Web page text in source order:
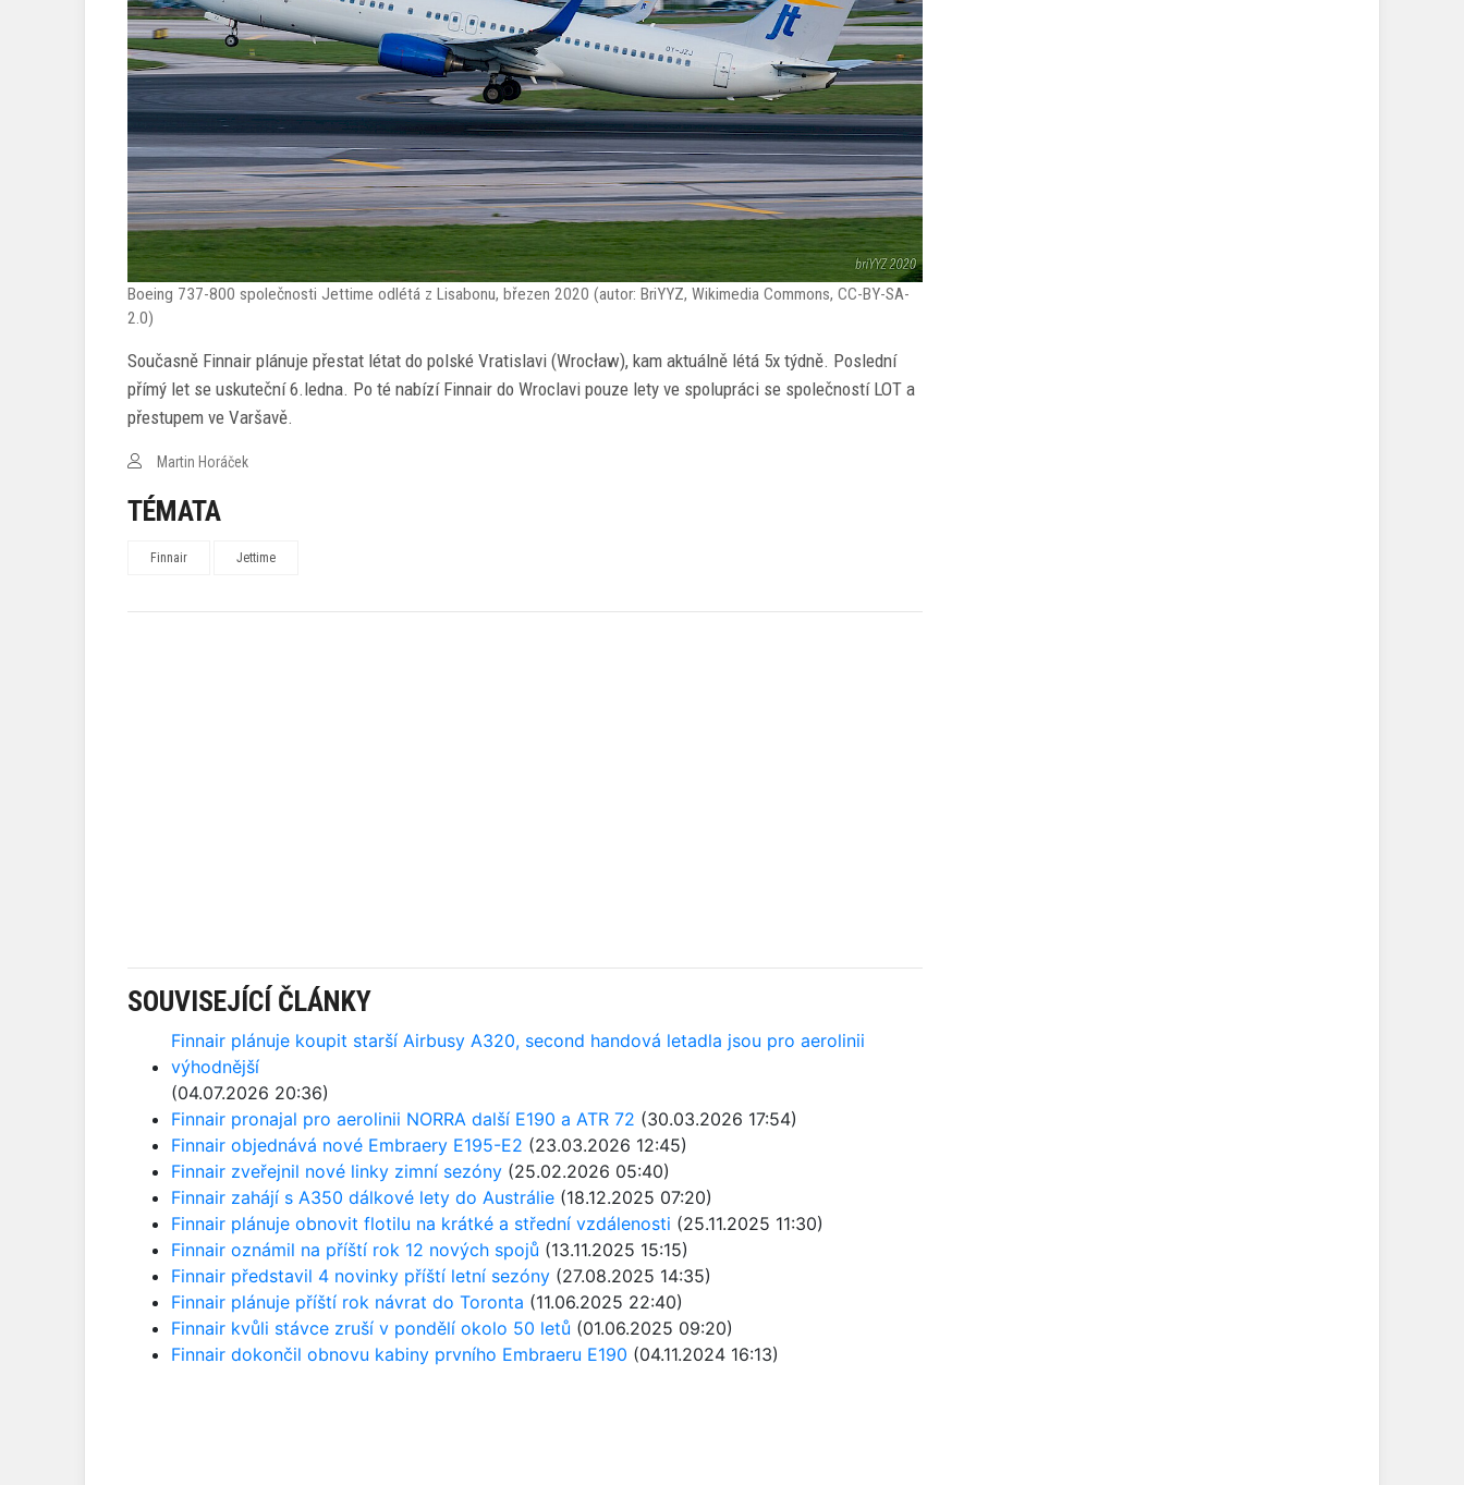
Boeing 737-800 společnosti Jettime odlétá z Lisabonu, březen 2020 (autor: BriYYZ, Wikimedia Commons, CC-BY-SA-
2.0)
Současně Finnair plánuje přestat létat do polské Vratislavi (Wrocław), kam aktuálně létá 5x týdně. Poslední
přímý let se uskuteční 6.ledna. Po té nabízí Finnair do Wroclavi pouze lety ve spolupráci se společností LOT a
přestupem ve Varšavě.
Martin Horáček
TÉMATA
Finnair Jettime
SOUVISEJÍCÍ ČLÁNKY
Finnair plánuje koupit starší Airbusy A320, second handová letadla jsou pro aerolinii
výhodnější
(04.07.2026 20:36)
Finnair pronajal pro aerolinii NORRA další E190 a ATR 72 (30.03.2026 17:54)
Finnair objednává nové Embraery E195-E2 (23.03.2026 12:45)
Finnair zveřejnil nové linky zimní sezóny (25.02.2026 05:40)
Finnair zahájí s A350 dálkové lety do Austrálie (18.12.2025 07:20)
Finnair plánuje obnovit flotilu na krátké a střední vzdálenosti (25.11.2025 11:30)
Finnair oznámil na příští rok 12 nových spojů (13.11.2025 15:15)
Finnair představil 4 novinky příští letní sezóny (27.08.2025 14:35)
Finnair plánuje příští rok návrat do Toronta (11.06.2025 22:40)
Finnair kvůli stávce zruší v pondělí okolo 50 letů (01.06.2025 09:20)
Finnair dokončil obnovu kabiny prvního Embraeru E190 (04.11.2024 16:13)